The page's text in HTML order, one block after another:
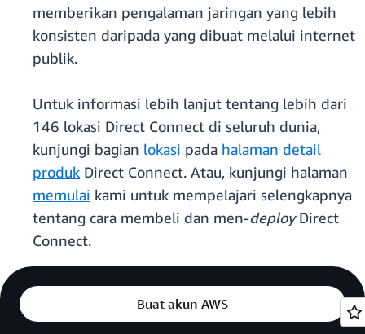
memberikan pengalaman jaringan yang lebih
konsisten daripada yang dibuat melalui internet
publik.
Untuk informasi lebih lanjut tentang lebih dari
146 lokasi Direct Connect di seluruh dunia,
kunjungi bagian lokasi pada halaman detail
produk Direct Connect. Atau, kunjungi halaman
memulai kami untuk mempelajari selengkapnya
tentang cara membeli dan men-deployDirect
Connect.
Buat akun AWS